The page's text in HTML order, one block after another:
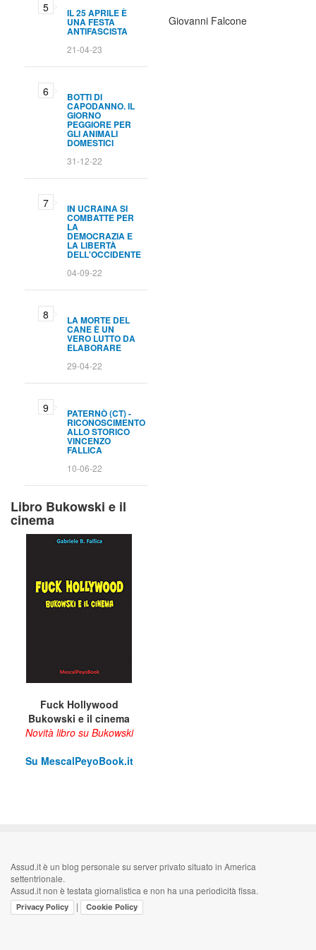
IL 25 APRILE È
UNA FESTA
ANTIFASCISTA
21-04-23
BOTTI DI
CAPODANNO. IL
GIORNO
PEGGIORE PER
GLI ANIMALI
DOMESTICI
31-12-22
IN UCRAINA SI
COMBATTE PER
LA
DEMOCRAZIA E
LA LIBERTÀ
DELL'OCCIDENTE
04-09-22
LA MORTE DEL
CANE È UN
VERO LUTTO DA
ELABORARE
29-04-22
PATERNÒ (CT) -
RICONOSCIMENTO
ALLO STORICO
VINCENZO
FALLICA
10-06-22
Libro Bukowski e il
cinema
Fuck Hollywood
Bukowski e il cinema
Novità libro su Bukowski
Su MescalPeyoBook.it
Giovanni Falcone
Assud.it è un blog personale su server privato situato in America
settentrionale.
Assud.it non è testata giornalistica e non ha una periodicità fissa.
Privacy Policy | Cookie Policy